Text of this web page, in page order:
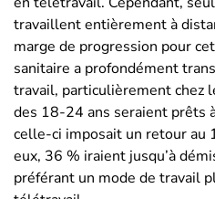
travaillent entièrement à
marge de progression pour
sanitaire a profondément
travail, particulièrement chez
des 18-24 ans seraient prêts
celle-ci imposait un retour au
eux, 36 % iraient jusqu’à
préférant un mode de travail